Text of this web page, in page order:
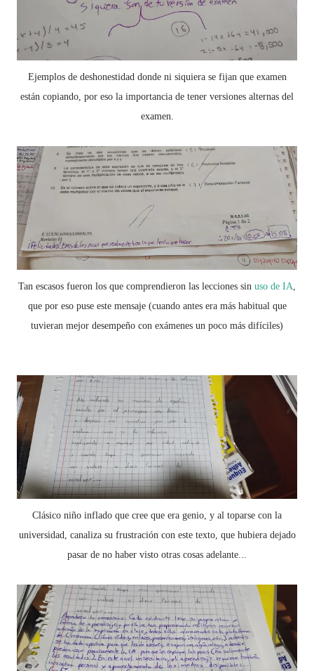
Ejemplos de deshonestidad donde ni siquiera se fijan que examen
están copiando, por eso la importancia de tener versiones alternas del
examen.
Tan escasos fueron los que comprendieron las lecciones sin uso de IA,
que por eso puse este mensaje (cuando antes era más habitual que
tuvieran mejor desempeño con exámenes un poco más difíciles)
Clásico niño inflado que cree que era genio, y al toparse con la
universidad, canaliza su frustración con este texto, que hubiera dejado
pasar de no haber visto otras cosas adelante...